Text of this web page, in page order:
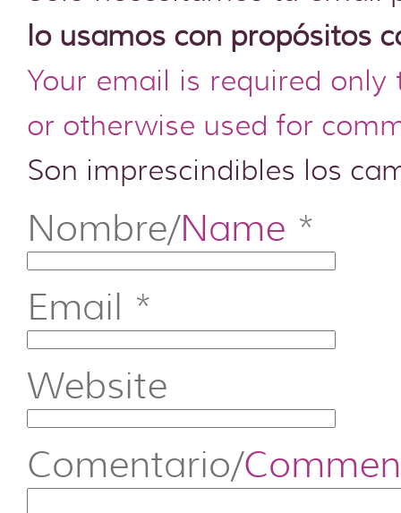
lo usamos con propósitos
Your email is required
or otherwise used for
Son imprescindibles los
Nombre/Name *
Email *
Website
Comentario/